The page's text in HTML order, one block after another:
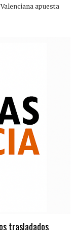
apuesta
trasladados